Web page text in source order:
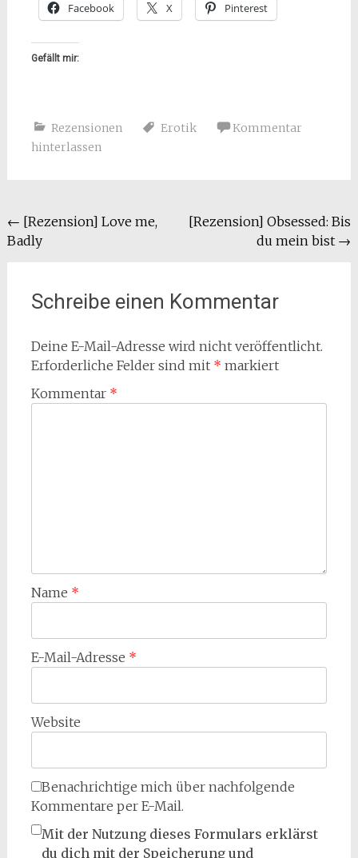
Facebook X Pinterest
Gefällt mir:
Rezensionen Erotik
Kommentar
hinterlassen
Beitragsnavigation
← [Rezension] Love me,
Badly
[Rezension] Obsessed: Bis
du mein bist →
Schreibe einen Kommentar
Deine E-Mail-Adresse wird nicht veröffentlicht.
Erforderliche Felder sind mit * markiert
Kommentar *
Name *
E-Mail-Adresse *
Website
Benachrichtige mich über nachfolgende
Kommentare per E-Mail.
Mit der Nutzung dieses Formulars erklärst
du dich mit der Speicherung und